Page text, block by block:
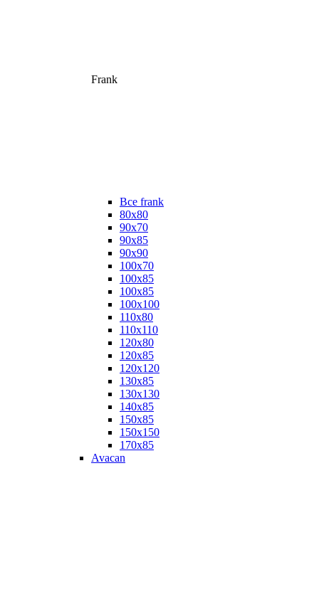
Frank
Все frank
80х80
90х70
90х85
90х90
100х70
100х85
100х85
100х100
110х80
110х110
120х80
120х85
120х120
130х85
130х130
140х85
150х85
150х150
170х85
Avacan